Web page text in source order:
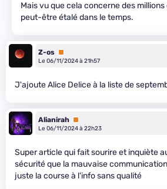
Mais vu que cela concerne des
peut-être étalé dans le temps.
Z-os Premium
Le 06/11/2024 à 21h57
J'ajoute Alice Delice à la liste de
Alianirah Premium
Le 06/11/2024 à 22h23
Super article qui fait sourire et inquiète
sécurité que la mauvaise
juste la course à l'info sans qualité